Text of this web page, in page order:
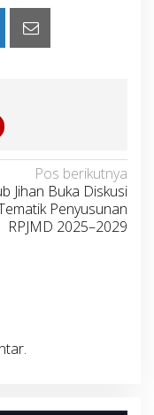
Pos berikutnya
Jihan Buka Diskusi
Penyusunan
RPJMD 2025–2029